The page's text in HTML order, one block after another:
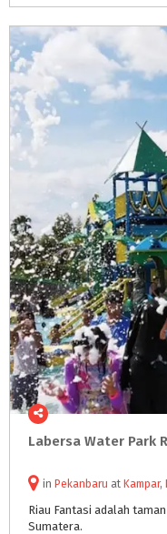
Labersa Water Park
in Pekanbaru at Kampar,
Riau Fantasi adalah taman
Sumatera.